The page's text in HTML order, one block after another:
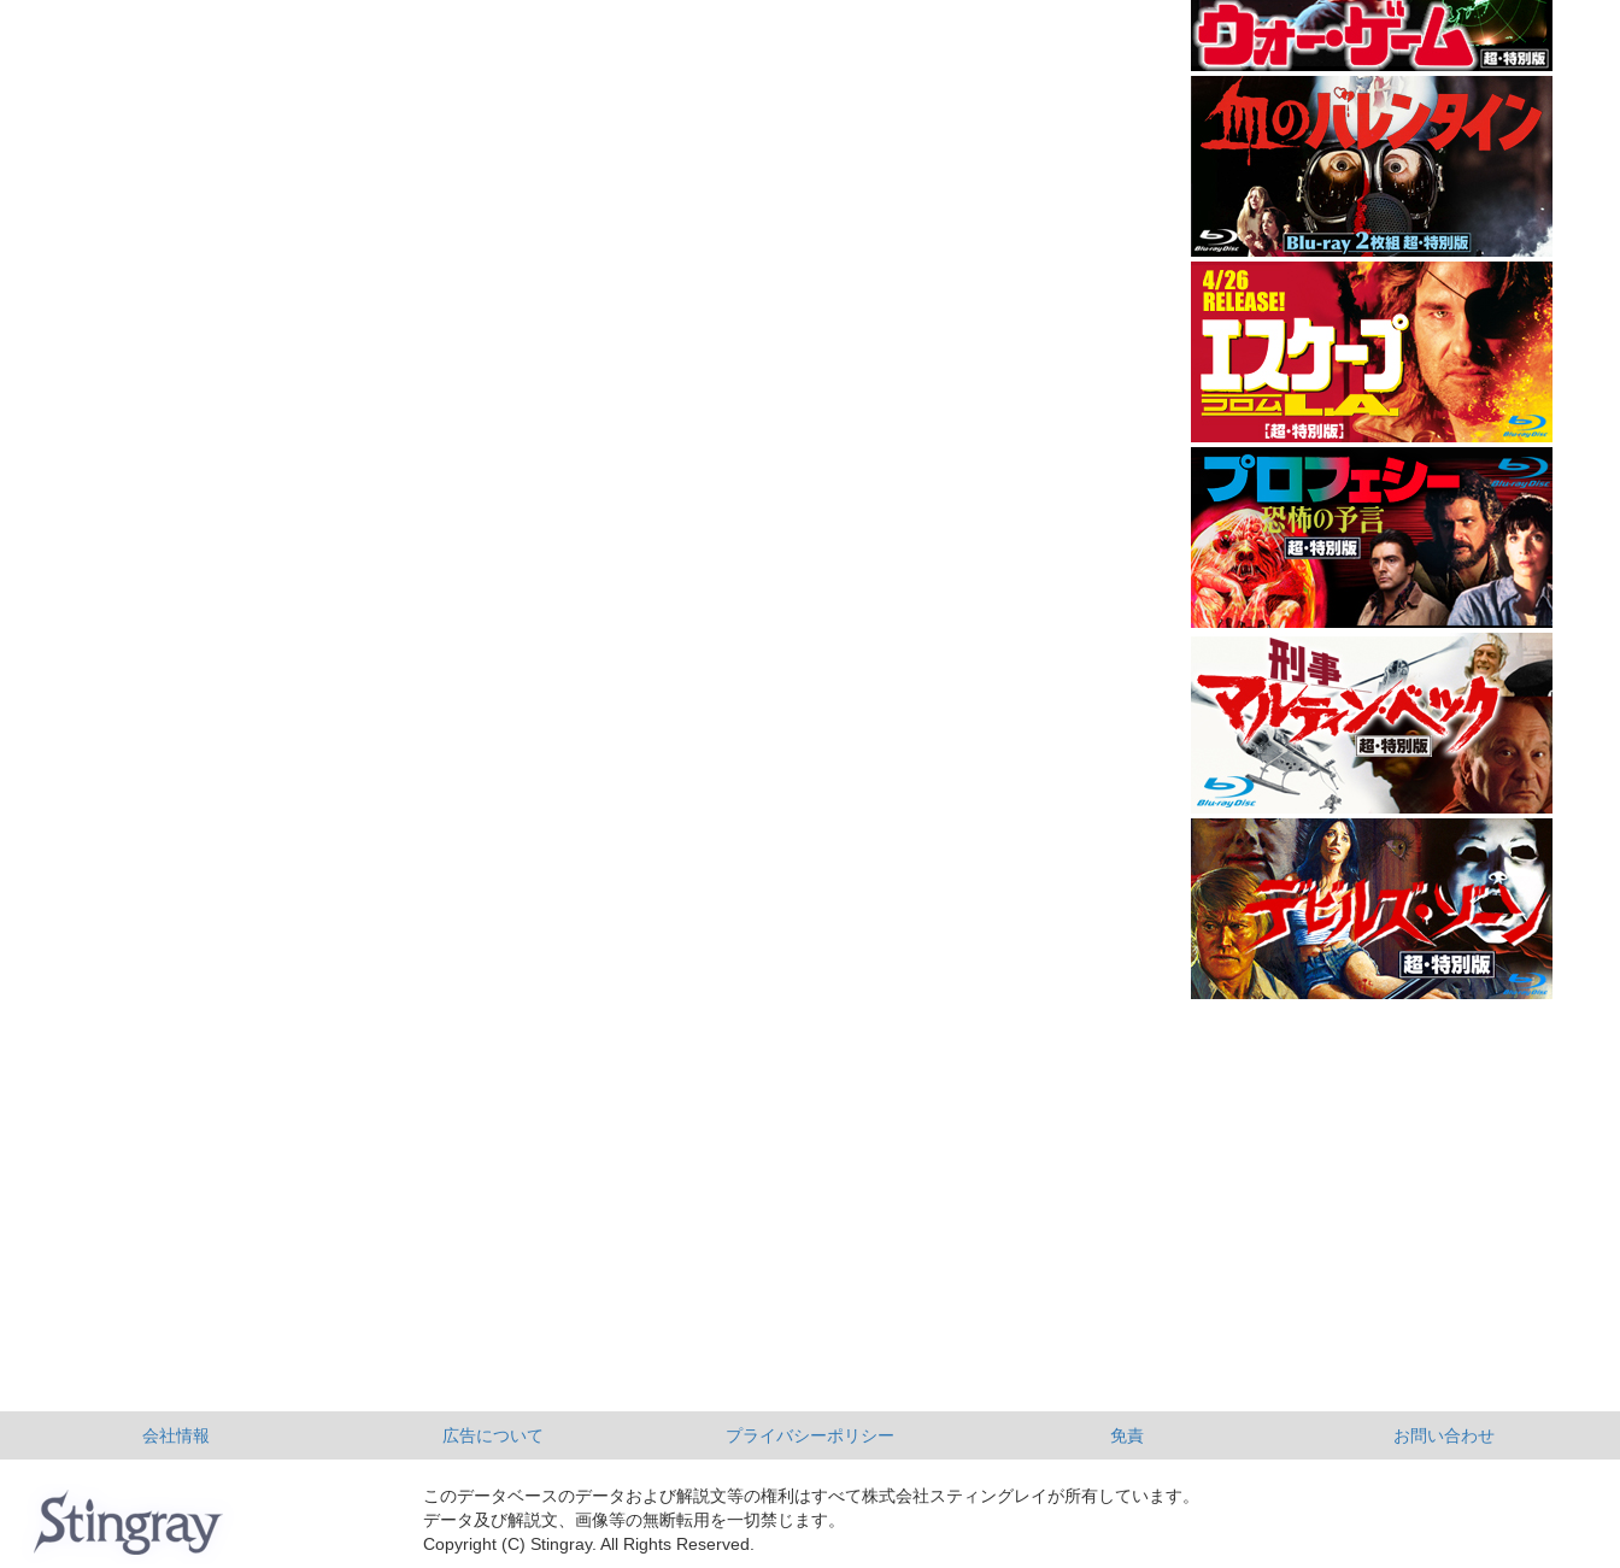
会社情報 広告について プライバシーポリシー 免責 お問い合わせ
このデータベースのデータおよび解説文等の権利はすべて株式会社スティングレイが所有しています。
データ及び解説文、画像等の無断転用を一切禁じます。
Copyright (C) Stingray. All Rights Reserved.